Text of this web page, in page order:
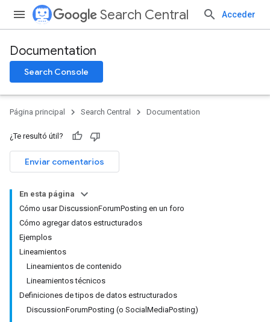
Search Central Acceder
Documentation
Search Console
Página principal Search Central Documentation
¿Te resultó útil?
Enviar comentarios
En esta página
Cómo usar DiscussionForumPosting en un foro
Cómo agregar datos estructurados
Ejemplos
Lineamientos
Lineamientos de contenido
Lineamientos técnicos
Definiciones de tipos de datos estructurados
DiscussionForumPosting (o SocialMediaPosting)